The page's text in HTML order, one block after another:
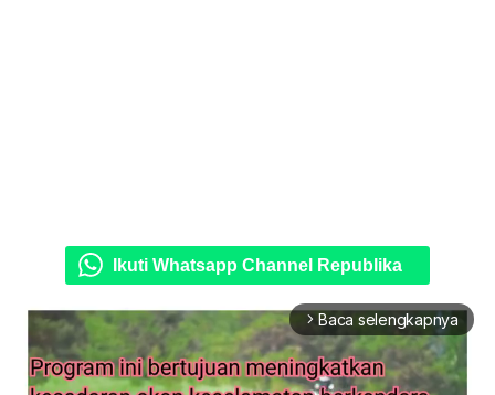
Ikuti Whatsapp Channel Republika
arrow_forward_ios Baca selengkapnya